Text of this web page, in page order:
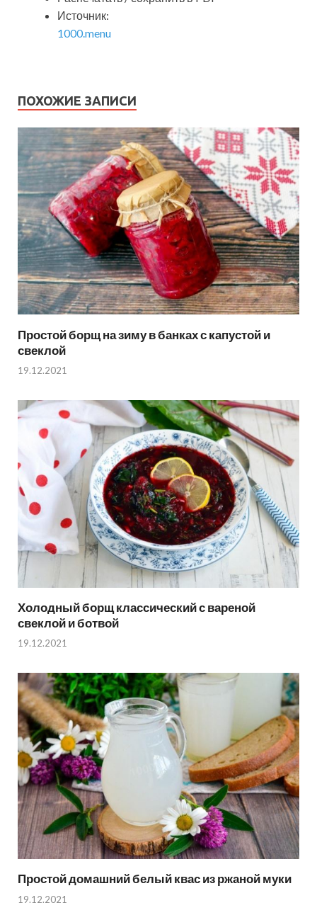
Источник:
1000.menu
ПОХОЖИЕ ЗАПИСИ
Простой борщ на зиму в банках с капустой и
свеклой
19.12.2021
Холодный борщ классический с вареной
свеклой и ботвой
19.12.2021
Простой домашний белый квас из ржаной муки
19.12.2021